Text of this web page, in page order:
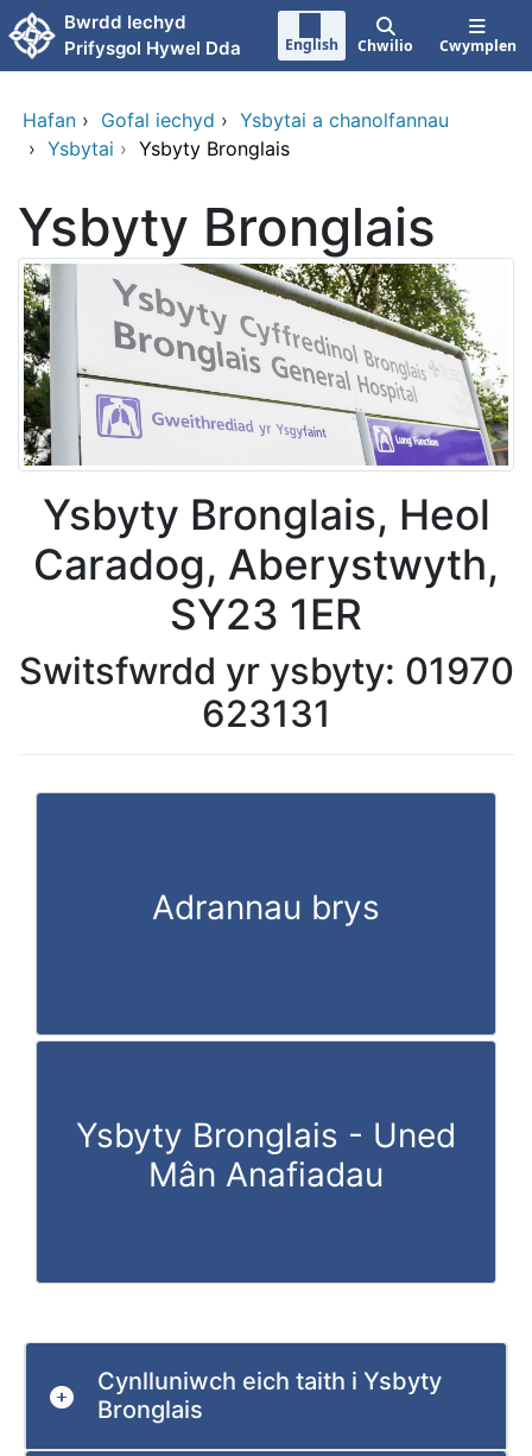
Neidio i'r prif gynnwy
Bwrdd Iechyd
Prifysgol Hywel Dda
English Chwilio Cwymplen
Hafan › Gofal iechyd › Ysbytai a chanolfannau
› Ysbytai › Ysbyty Bronglais
Ysbyty Bronglais
Ysbyty Bronglais, Heol
Caradog, Aberystwyth,
SY23 1ER
Switsfwrdd yr ysbyty: 01970
623131
Adrannau brys
Ysbyty Bronglais - Uned
Mân Anafiadau
Cynlluniwch eich taith i Ysbyty
Bronglais